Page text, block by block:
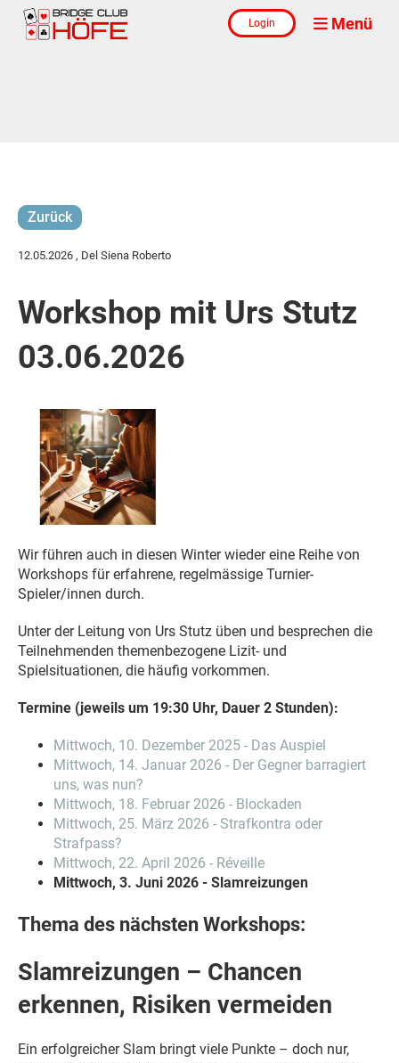
Login Menü
Zurück
12.05.2026 , Del Siena Roberto
Workshop mit Urs Stutz
03.06.2026
Wir führen auch in diesen Winter wieder eine Reihe von
Workshops für erfahrene, regelmässige Turnier-
Spieler/innen durch.
Unter der Leitung von Urs Stutz üben und besprechen die
Teilnehmenden themenbezogene Lizit- und
Spielsituationen, die häufig vorkommen.
Termine (jeweils um 19:30 Uhr, Dauer 2 Stunden):
Mittwoch, 10. Dezember 2025 - Das Auspiel
Mittwoch, 14. Januar 2026 - Der Gegner barragiert
uns, was nun?
Mittwoch, 18. Februar 2026 - Blockaden
Mittwoch, 25. März 2026 - Strafkontra oder
Strafpass?
Mittwoch, 22. April 2026 - Réveille
Mittwoch, 3. Juni 2026 - Slamreizungen
Thema des nächsten Workshops:
Slamreizungen – Chancen
erkennen, Risiken vermeiden
Ein erfolgreicher Slam bringt viele Punkte – doch nur,